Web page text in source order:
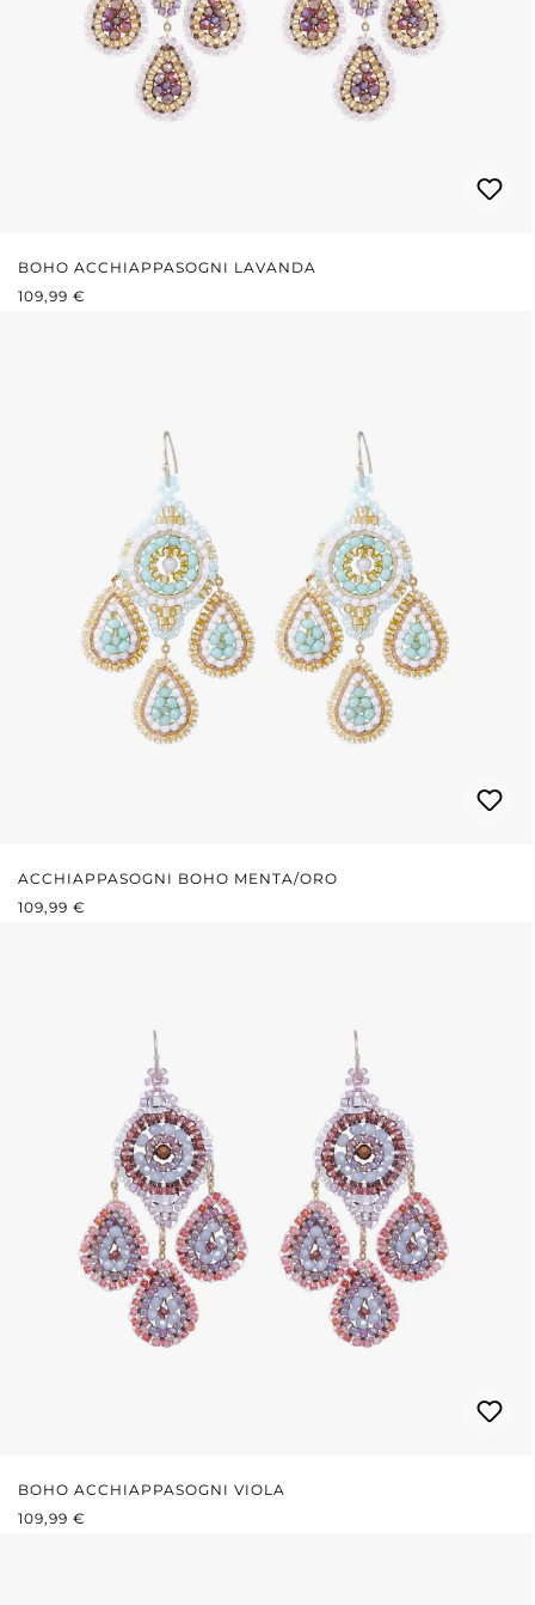
BOHO ACCHIAPPASOGNI LAVANDA
PREZZO NORMALE:
109,99 €
ACCHIAPPASOGNI BOHO MENTA/ORO
PREZZO NORMALE:
109,99 €
BOHO ACCHIAPPASOGNI VIOLA
PREZZO NORMALE:
109,99 €